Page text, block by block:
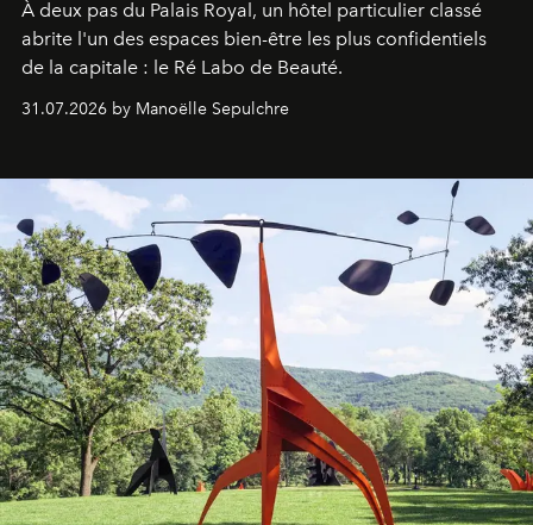
À deux pas du Palais Royal, un hôtel particulier classé
abrite l'un des espaces bien-être les plus confidentiels
de la capitale : le Ré Labo de Beauté.
31.07.2026 by Manoëlle Sepulchre